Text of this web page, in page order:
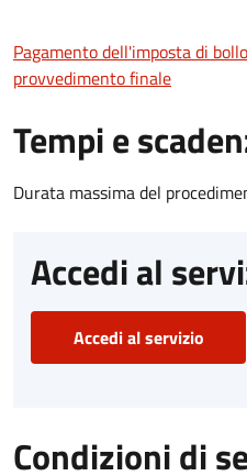
Pagamento dell'imposta di
provvedimento finale
Tempi e
Durata massima del
Accedi al
Accedi al servizio
Condizioni di